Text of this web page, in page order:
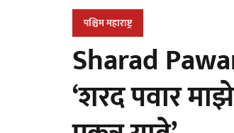
पश्चिम महाराष्ट्र
Sharad
‘शरद पवार